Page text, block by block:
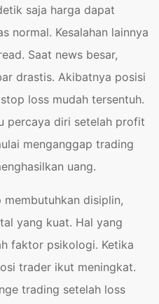
saja harga dapat
normal. Kesalahan lainnya
Saat news besar,
drastis. Akibatnya posisi
loss mudah tersentuh.
percaya diri setelah profit
menganggap trading
uang.
disiplin,
yang kuat. Hal yang
faktor psikologi. Ketika
trader ikut meningkat.
trading setelah loss